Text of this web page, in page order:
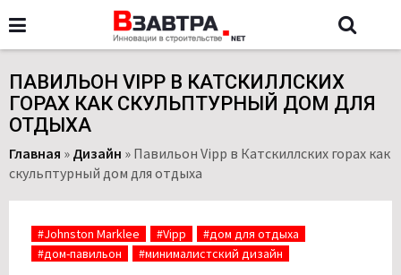
ПАВИЛЬОН VIPP В КАТСКИЛЛСКИХ
ГОРАХ КАК СКУЛЬПТУРНЫЙ ДОМ ДЛЯ
ОТДЫХА
Главная » Дизайн » Павильон Vipp в Катскиллских горах как
скульптурный дом для отдыха
#Johnston Marklee #Vipp
#дом для отдыха
#дом-павильон
#минималистский дизайн